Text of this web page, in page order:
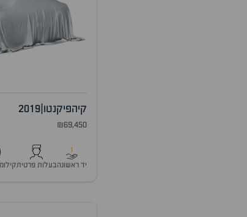
קיהפיקנטו |
2019
₪69,450
1
יד ראשונהבעלות פרטית